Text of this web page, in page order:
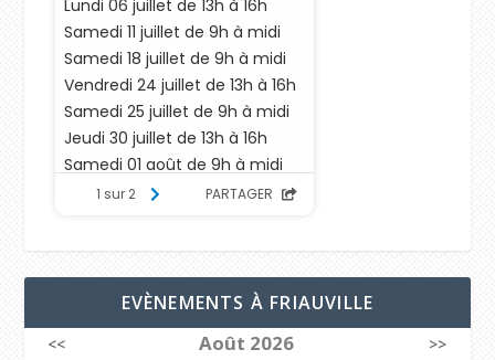
EVÈNEMENTS À FRIAUVILLE
<< Août 2026
>>